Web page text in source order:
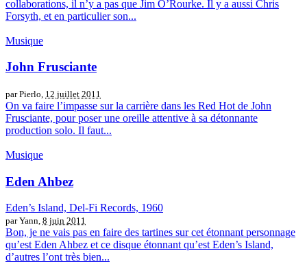
collaborations, il n’y a pas que Jim O’Rourke. Il y a aussi Chris
Forsyth, et en particulier son...
Musique
John Frusciante
par Pierlo, 12 juillet 2011
On va faire l’impasse sur la carrière dans les Red Hot de John
Frusciante, pour poser une oreille attentive à sa détonnante
production solo. Il faut...
Musique
Eden Ahbez
Eden’s Island, Del-Fi Records, 1960
par Yann, 8 juin 2011
Bon, je ne vais pas en faire des tartines sur cet étonnant personnage
qu’est Eden Ahbez et ce disque étonnant qu’est Eden’s Island,
d’autres l’ont très bien...